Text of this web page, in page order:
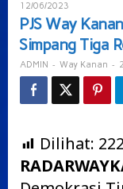
12/06/2023
ADMIN
PJS Way
Simpang Tiga
ADMIN - Way Kanan -
Dilihat: 222